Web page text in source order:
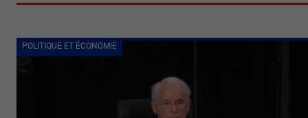
POLITIQUE ET ÉCONOMIE